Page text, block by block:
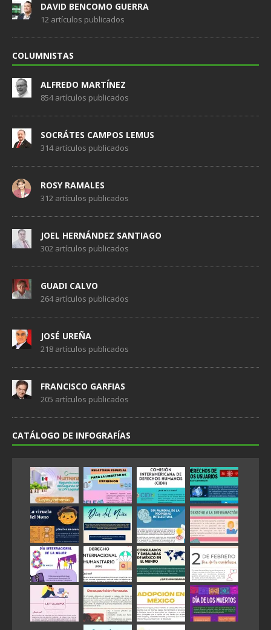
DAVID BENCOMO GUERRA
12 artículos publicados
COLUMNISTAS
ALFREDO MARTÍNEZ
854 artículos publicados
SOCRÁTES CAMPOS LEMUS
314 artículos publicados
ROSY RAMALES
312 artículos publicados
JOEL HERNÁNDEZ SANTIAGO
302 artículos publicados
GUADI CALVO
264 artículos publicados
JOSÉ UREÑA
218 artículos publicados
FRANCISCO GARFIAS
205 artículos publicados
CATÁLOGO DE INFOGRAFÍAS